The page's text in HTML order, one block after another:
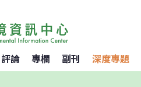
評論 專欄 副刊 深度專題